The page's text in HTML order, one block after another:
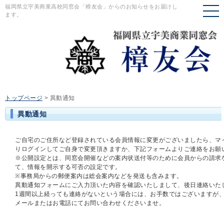
福岡県立宇美商業高校同窓会「樟友会」からのお知らせをお届けし
ます。
トップページ > 異動通知
異動通知
ご自宅のご住所など登録されている会員情報に変更がございましたら、マ
りログインしてご自身で変更頂きますか、下記フォームよりご連絡をお願
※公開設定とは、同窓会開催などの案内状送付等のために会員からの請求
て、情報を開示する可否の設定です。
※事務局からの郵便案内は総会案内などを発送も含みます。
異動通知フォームにご入力頂いた内容を確認いたしまして、後日連絡いた
1週間以上経っても連絡がないという場合には、お手数ではございますが
メールまたはお電話にてお問い合わせくださいませ。